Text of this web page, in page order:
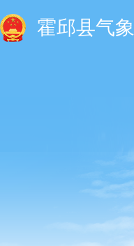
霍邱县气